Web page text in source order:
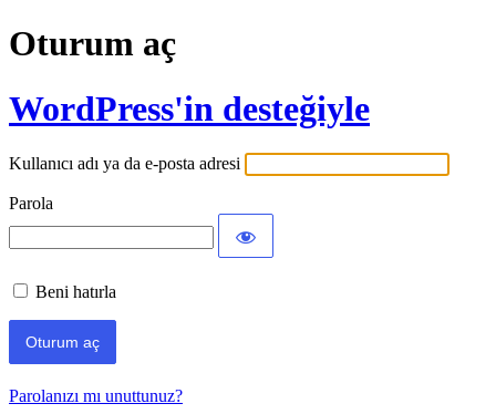
Oturum aç
WordPress'in desteğiyle
Kullanıcı adı ya da e-posta adresi
Parola
Beni hatırla
Parolanızı mı unuttunuz?